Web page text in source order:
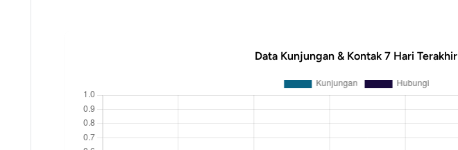
Data Kunjungan & Kontak 7 Hari Terakhir